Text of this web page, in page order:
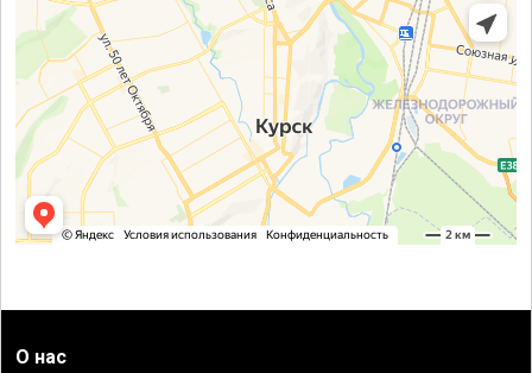
О нас